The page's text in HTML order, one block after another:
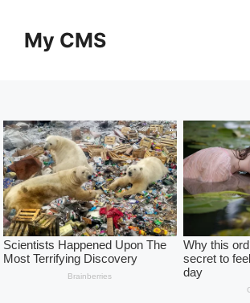
contentMy CMS